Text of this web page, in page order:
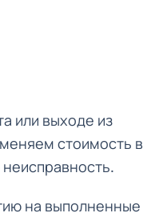
или выходе из
стоимость в
на выполненные